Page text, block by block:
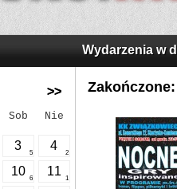
>>
Sob Nie
3
5
4
2
10
6
11
1
Wydarzenia w
Zakończone: